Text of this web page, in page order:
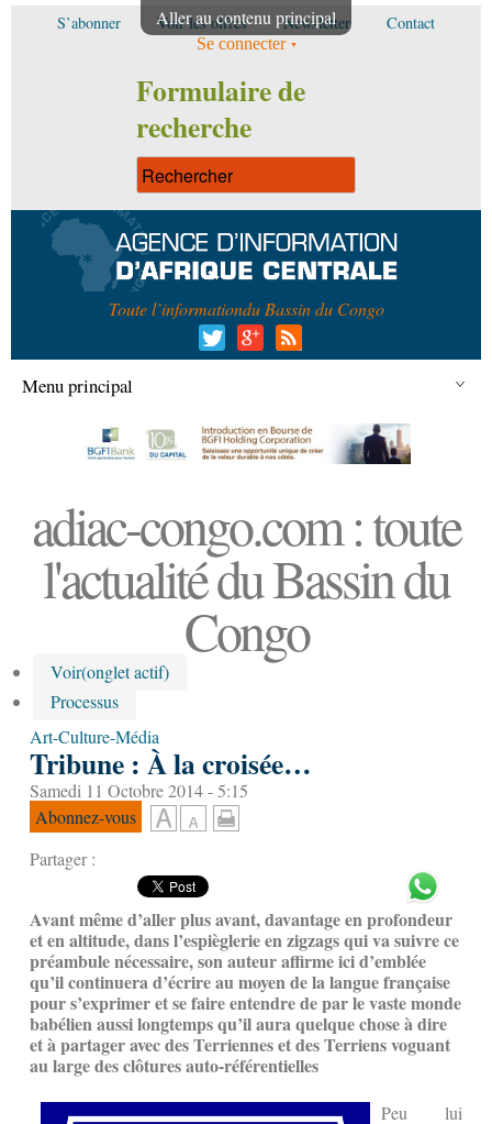
Aller au contenu principal
S’abonner Voir les offres Newsletter Contact
Se connecter
Formulaire de
recherche
Toute l’informationdu Bassin du Congo
Menu principal
adiac-congo.com : toute
l'actualité du Bassin du
Congo
Voir(onglet actif)
Processus
Art-Culture-Média
Tribune : À la croisée…
Samedi 11 Octobre 2014 - 5:15
Abonnez-vous
Partager :
Avant même d’aller plus avant, davantage en profondeur
et en altitude, dans l’espièglerie en zigzags qui va suivre ce
préambule nécessaire, son auteur affirme ici d’emblée
qu’il continuera d’écrire au moyen de la langue française
pour s’exprimer et se faire entendre de par le vaste monde
babélien aussi longtemps qu’il aura quelque chose à dire
et à partager avec des Terriennes et des Terriens voguant
au large des clôtures auto-référentielles
Peu lui